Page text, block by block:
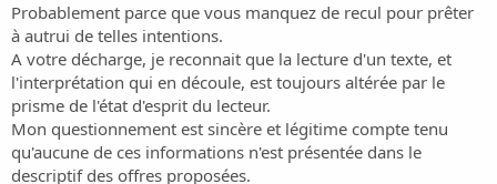
Probablement parce que vous manquez de recul pour prêter
à autrui de telles intentions.
A votre décharge, je reconnait que la lecture d'un texte, et
l'interprétation qui en découle, est toujours altérée par le
prisme de l'état d'esprit du lecteur.
Mon questionnement est sincère et légitime compte tenu
qu'aucune de ces informations n'est présentée dans le
descriptif des offres proposées.